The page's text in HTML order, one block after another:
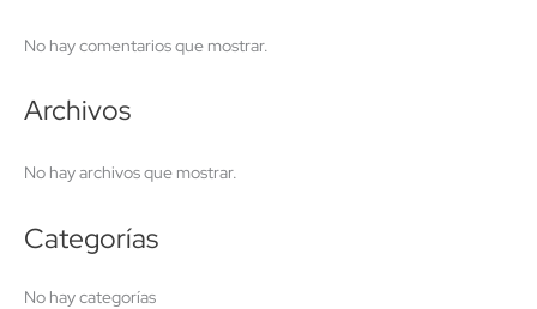
No hay comentarios que mostrar.
Archivos
No hay archivos que mostrar.
Categorías
No hay categorías